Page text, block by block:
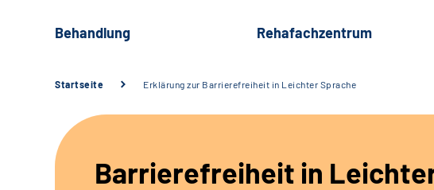
Behandlung Rehafachzentrum
Startseite Erklärung zur Barrierefreiheit in Leichter Sprache
Barrierefreiheit in